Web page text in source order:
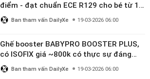
điểm - đạt chuẩn ECE R129 cho bé từ 1–
10 tuổi
Ban tham vấn DailyXe 19-03-2026 06:00
Ghế booster BABYPRO BOOSTER PLUS,
có ISOFIX giá ~800k có thực sự đáng
mua?
Ban tham vấn DailyXe 19-03-2026 06:00